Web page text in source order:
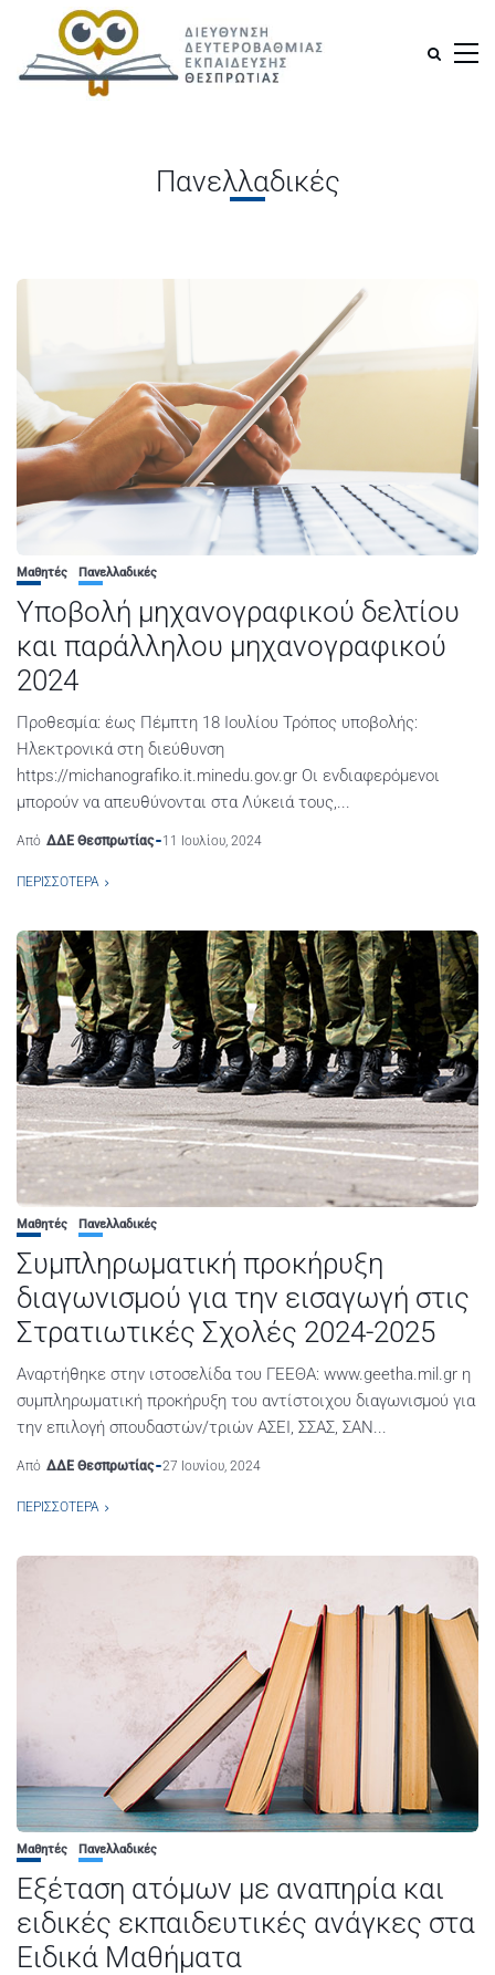
Πανελλαδικές
Μαθητές Πανελλαδικές
Υποβολή μηχανογραφικού δελτίου
και παράλληλου μηχανογραφικού
2024
Προθεσμία: έως Πέμπτη 18 Ιουλίου Τρόπος υποβολής:
Ηλεκτρονικά στη διεύθυνση
https://michanografiko.it.minedu.gov.gr Οι ενδιαφερόμενοι
μπορούν να απευθύνονται στα Λύκειά τους,...
Από ΔΔΕ Θεσπρωτίας 11 Ιουλίου, 2024
ΠΕΡΙΣΣΌΤΕΡΑ
Μαθητές Πανελλαδικές
Συμπληρωματική προκήρυξη
διαγωνισμού για την εισαγωγή στις
Στρατιωτικές Σχολές 2024-2025
Αναρτήθηκε στην ιστοσελίδα του ΓΕΕΘΑ: www.geetha.mil.gr η
συμπληρωματική προκήρυξη του αντίστοιχου διαγωνισμού για
την επιλογή σπουδαστών/τριών ΑΣΕΙ, ΣΣΑΣ, ΣΑΝ...
Από ΔΔΕ Θεσπρωτίας 27 Ιουνίου, 2024
ΠΕΡΙΣΣΌΤΕΡΑ
Μαθητές Πανελλαδικές
Εξέταση ατόμων με αναπηρία και
ειδικές εκπαιδευτικές ανάγκες στα
Ειδικά Μαθήματα